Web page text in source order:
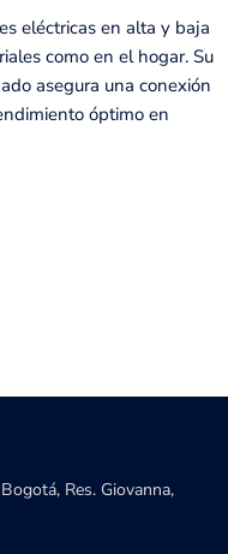
eléctricas en alta y baja
como en el hogar. Su
asegura una conexión
óptimo en
Res. Giovanna,